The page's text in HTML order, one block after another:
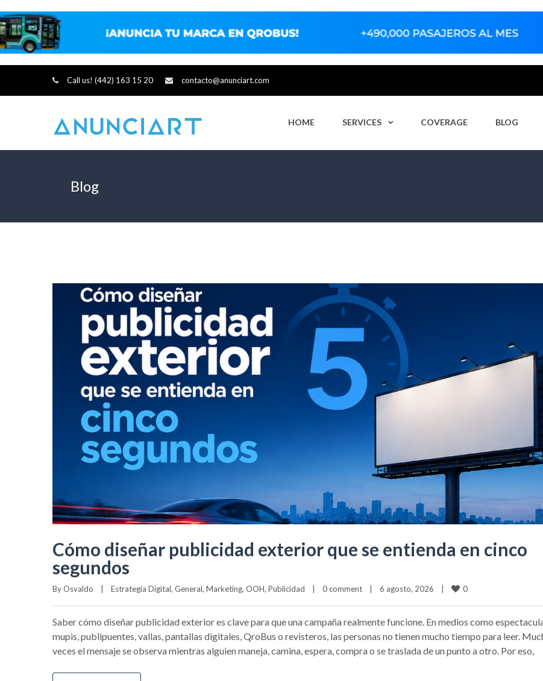
Call us! (442) 163 15 20 contacto@anunciart.com
HOME SERVICES COVERAGE BLOG
Blog
Cómo diseñar publicidad exterior que se entienda en cinco
segundos
By Osvaldo Estrategia Digital, General, Marketing, OOH, Publicidad 0 comment 6 agosto, 2026 0
Saber cómo diseñar publicidad exterior es clave para que una campaña realmente funcione. En medios como
mupis, publipuentes, vallas, pantallas digitales, QroBus o revisteros, las personas no tienen mucho tiempo para leer.
veces el mensaje se observa mientras alguien maneja, camina, espera, compra o se traslada de un punto a otro. Por eso,